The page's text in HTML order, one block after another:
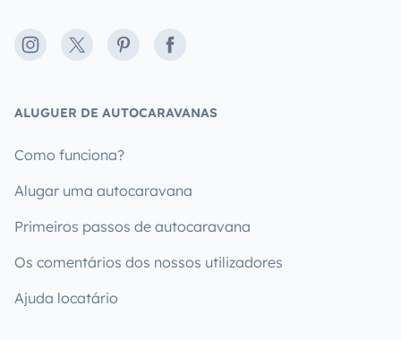
Instagram
X PinterestFacebook
ALUGUER DE AUTOCARAVANAS
Como funciona?
Alugar uma autocaravana
Primeiros passos de autocaravana
Os comentários dos nossos utilizadores
Ajuda locatário